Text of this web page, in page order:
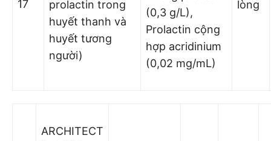
17
prolactin trong
huyết thanh và
huyết tương
người)
(0,3 g/L),
Prolactin cộng
hợp acridinium
(0,02 mg/mL)
lòng
ARCHITECT